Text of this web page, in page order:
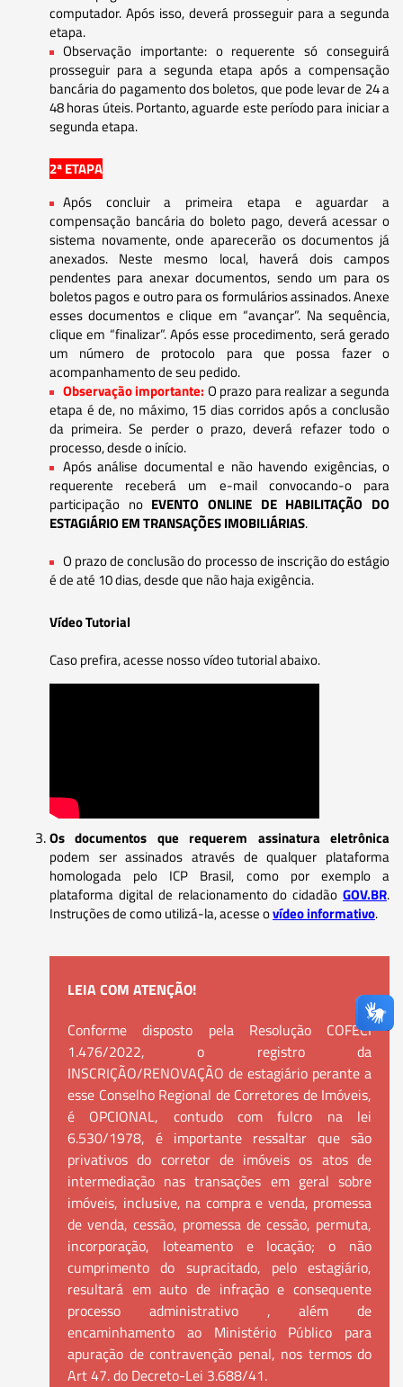
computador. Após isso, deverá prosseguir para a segunda
etapa.
Observação importante: o requerente só conseguirá
prosseguir para a segunda etapa após a compensação
bancária do pagamento dos boletos, que pode levar de 24 a
48 horas úteis. Portanto, aguarde este período para iniciar a
segunda etapa.
2ª ETAPA
Após concluir a primeira etapa e aguardar a
compensação bancária do boleto pago, deverá acessar o
sistema novamente, onde aparecerão os documentos já
anexados. Neste mesmo local, haverá dois campos
pendentes para anexar documentos, sendo um para os
boletos pagos e outro para os formulários assinados. Anexe
esses documentos e clique em “avançar”. Na sequência,
clique em “finalizar”. Após esse procedimento, será gerado
um número de protocolo para que possa fazer o
acompanhamento de seu pedido.
Observação importante: O prazo para realizar a segunda
etapa é de, no máximo, 15 dias corridos após a conclusão
da primeira. Se perder o prazo, deverá refazer todo o
processo, desde o início.
Após análise documental e não havendo exigências, o
requerente receberá um e-mail convocando-o para
participação no EVENTO ONLINE DE HABILITAÇÃO DO
ESTAGIÁRIO EM TRANSAÇÕES IMOBILIÁRIAS.
O prazo de conclusão do processo de inscrição do estágio
é de até 10 dias, desde que não haja exigência.
Vídeo Tutorial
Caso prefira, acesse nosso vídeo tutorial abaixo.
Os documentos que requerem assinatura eletrônica
podem ser assinados através de qualquer plataforma
homologada pelo ICP Brasil, como por exemplo a
plataforma digital de relacionamento do cidadão GOV.BR.
Instruções de como utilizá-la, acesse ovídeo informativo.
LEIA COM ATENÇÃO!
Conforme disposto pela Resolução COFECI
1.476/2022, o registro da
INSCRIÇÃO/RENOVAÇÃO de estagiário perante a
esse Conselho Regional de Corretores de Imóveis,
é OPCIONAL, contudo com fulcro na lei
6.530/1978, é importante ressaltar que são
privativos do corretor de imóveis os atos de
intermediação nas transações em geral sobre
imóveis, inclusive, na compra e venda, promessa
de venda, cessão, promessa de cessão, permuta,
incorporação, loteamento e locação; o não
cumprimento do supracitado, pelo estagiário,
resultará em auto de infração e consequente
processo administrativo , além de
encaminhamento ao Ministério Público para
apuração de contravenção penal, nos termos do
Art 47. do Decreto-Lei 3.688/41.